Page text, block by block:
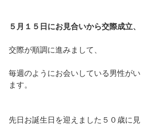
５月１５日にお見合いから交際成立、
交際が順調に進みまして、
毎週のようにお会いしている男性がい
ます。
先日お誕生日を迎えました５０歳に見